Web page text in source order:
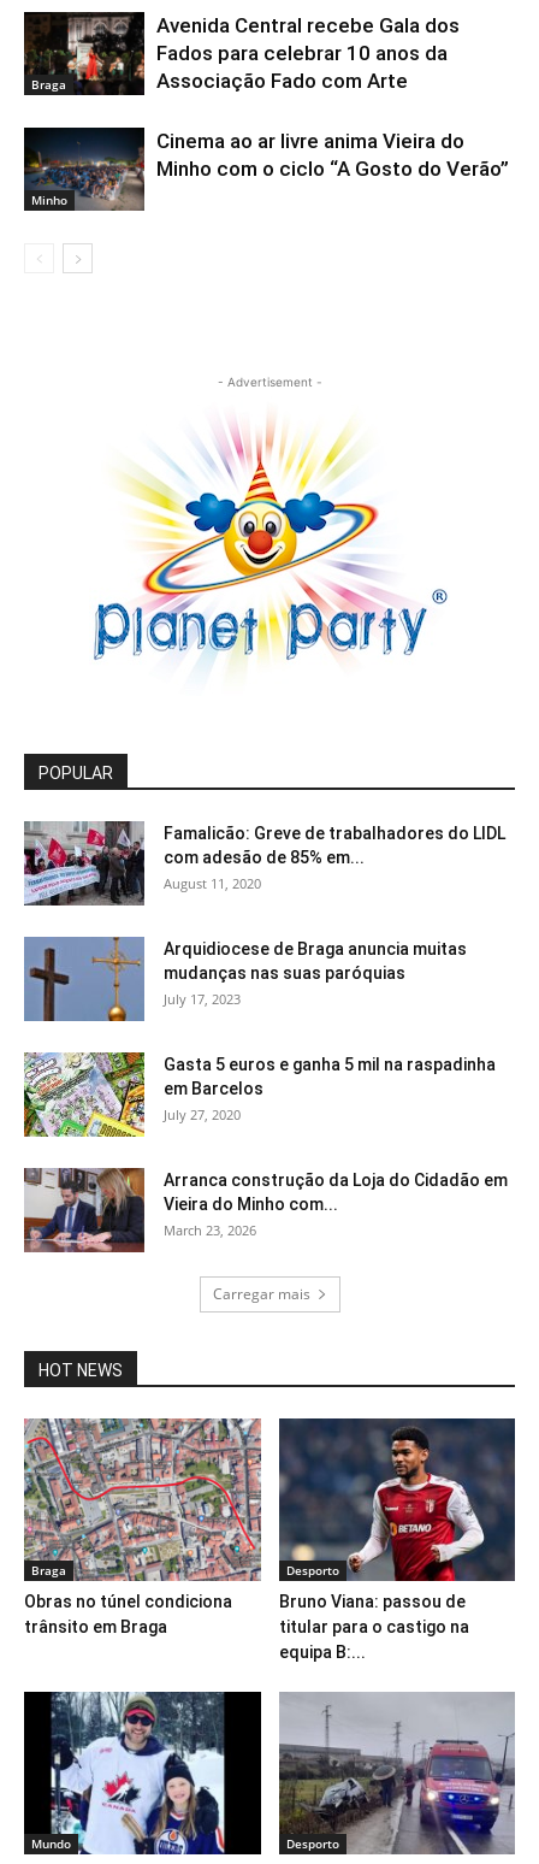
Braga
Avenida Central recebe Gala dos
Fados para celebrar 10 anos da
Associação Fado com Arte
Minho
Cinema ao ar livre anima Vieira do
Minho com o ciclo “A Gosto do Verão”
- Advertisement -
POPULAR
Famalicão: Greve de trabalhadores do LIDL
com adesão de 85% em...
August 11, 2020
Arquidiocese de Braga anuncia muitas
mudanças nas suas paróquias
July 17, 2023
Gasta 5 euros e ganha 5 mil na raspadinha
em Barcelos
July 27, 2020
Arranca construção da Loja do Cidadão em
Vieira do Minho com...
March 23, 2026
Carregar mais
HOT NEWS
Braga
Obras no túnel condiciona
trânsito em Braga
Desporto
Bruno Viana: passou de
titular para o castigo na
equipa B:...
Mundo Desporto